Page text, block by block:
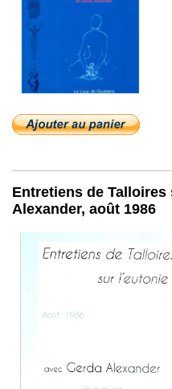
Entretiens de Talloires
Alexander, août 1986